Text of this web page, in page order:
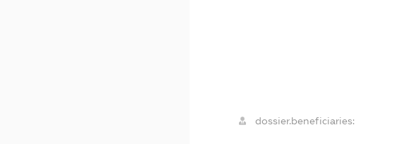
dossier.beneficiaries: